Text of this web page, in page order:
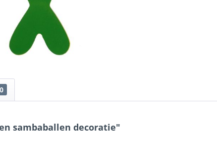
0
sambaballen decoratie"